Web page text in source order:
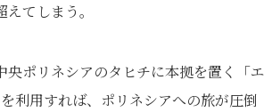
てしまう。
央ポリネシアのタヒチに本拠を置く「エ
利用すれば、ポリネシアへの旅が圧倒